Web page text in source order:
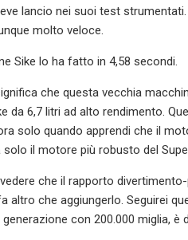
lancio nei suoi test
molto veloce.
Sike lo ha fatto in 4,58 secondi.
che questa vecchia
da 6,7 ​​litri ad alto rendimento.
solo quando apprendi che il
solo il motore più robusto del
che il rapporto
altro che aggiungerlo. Seguirei
con 200.000 miglia, è